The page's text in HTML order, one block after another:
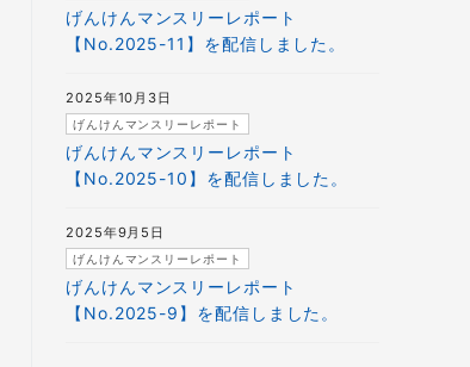
げんけんマンスリーレポート
【No.2025-11】を配信しました。
げんけんマンスリーレポート
【No.2025-10】を配信しました。
げんけんマンスリーレポート
2025年10月3日
げんけんマンスリーレポート
【No.2025-9】を配信しました。
げんけんマンスリーレポート
2025年9月5日